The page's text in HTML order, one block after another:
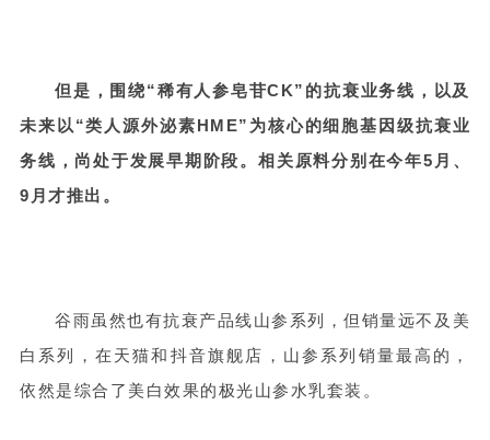
但是，围绕“稀有人参皂苷CK”的抗衰业务线，以及
未来以“类人源外泌素HME”为核心的细胞基因级抗衰业
务线，尚处于发展早期阶段。相关原料分别在今年5月、
9月才推出。
谷雨虽然也有抗衰产品线山参系列，但销量远不及美
白系列，在天猫和抖音旗舰店，山参系列销量最高的，
依然是综合了美白效果的极光山参水乳套装。